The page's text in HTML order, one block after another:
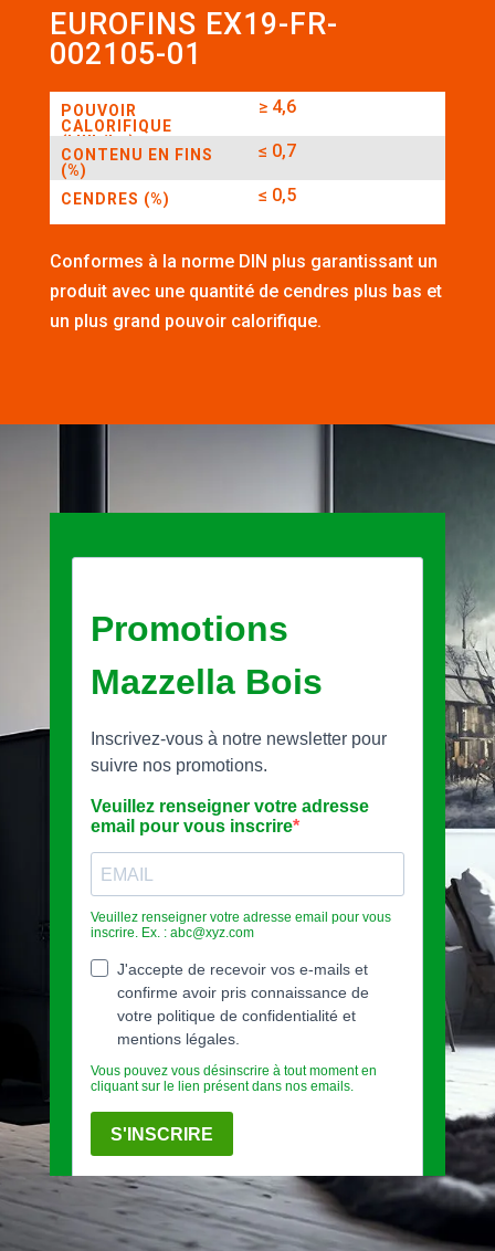
EUROFINS EX19-FR-
002105-01
POUVOIR
CALORIFIQUE
(kWh/kg)
CONTENU EN FINS
(%)
CENDRES (%)
≥ 4,6
≤ 0,7
≤ 0,5
Conformes à la norme DIN plus garantissant un
produit avec une quantité de cendres plus bas et
un plus grand pouvoir calorifique.